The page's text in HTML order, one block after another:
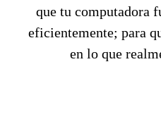
que tu computadora
eficientemente; para
en lo que